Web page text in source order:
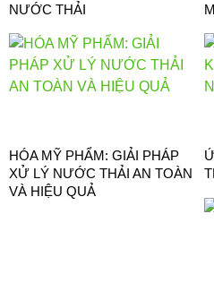
NƯỚC THẢI
HÓA MỸ PHẨM: GIẢI PHÁP
XỬ LÝ NƯỚC THẢI AN TOÀN
VÀ HIỆU QUẢ